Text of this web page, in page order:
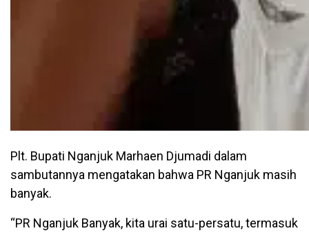
Plt. Bupati Nganjuk Marhaen Djumadi dalam
sambutannya mengatakan bahwa PR Nganjuk masih
banyak.
“PR Nganjuk Banyak, kita urai satu-persatu, termasuk